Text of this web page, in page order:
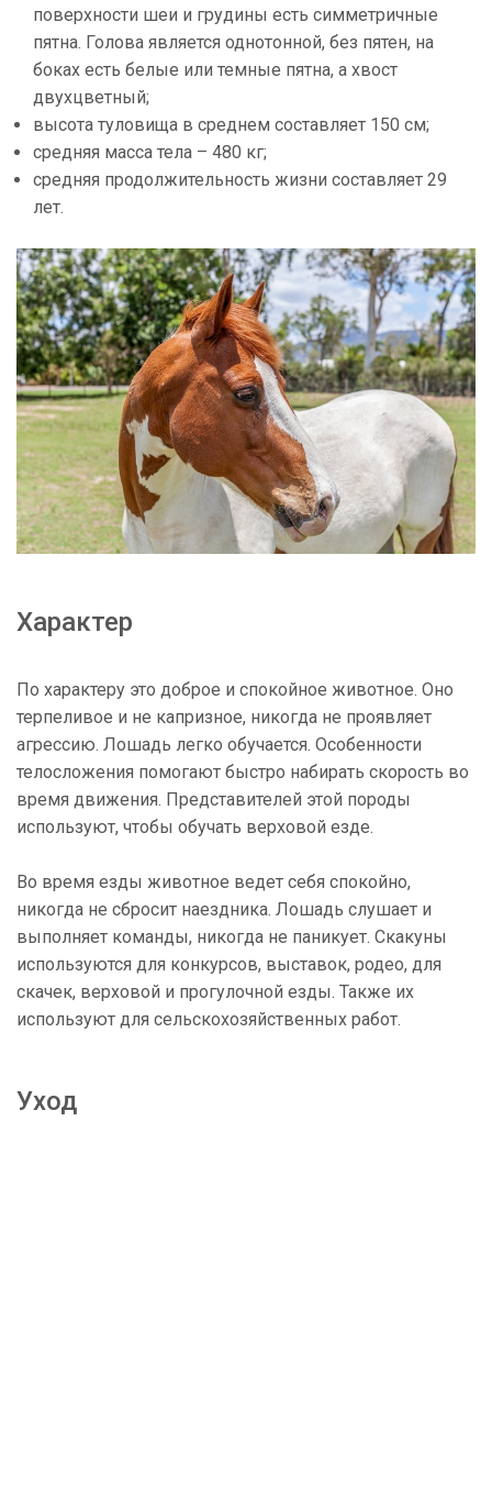
поверхности шеи и грудины есть симметричные
пятна. Голова является однотонной, без пятен, на
боках есть белые или темные пятна, а хвост
двухцветный;
высота туловища в среднем составляет 150 см;
средняя масса тела – 480 кг;
средняя продолжительность жизни составляет 29
лет.
Характер
По характеру это доброе и спокойное животное. Оно
терпеливое и не капризное, никогда не проявляет
агрессию. Лошадь легко обучается. Особенности
телосложения помогают быстро набирать скорость во
время движения. Представителей этой породы
используют, чтобы обучать верховой езде.
Во время езды животное ведет себя спокойно,
никогда не сбросит наездника. Лошадь слушает и
выполняет команды, никогда не паникует. Скакуны
используются для конкурсов, выставок, родео, для
скачек, верховой и прогулочной езды. Также их
используют для сельскохозяйственных работ.
Уход